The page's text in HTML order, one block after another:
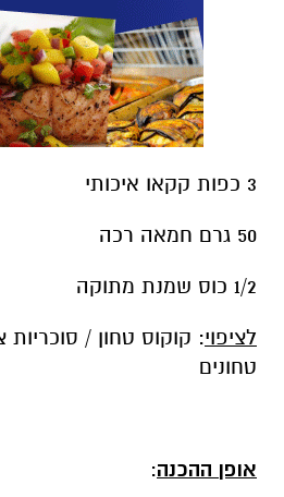
3 כפות קקאו איכותי
50 גרם חמאה רכה
1/2 כוס שמנת מתוקה
לציפוי: קוקוס טחון / סוכריות
טחונים
אופן ההכנה: